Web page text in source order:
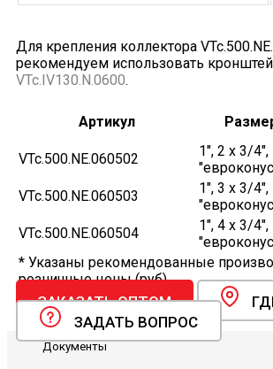
Для крепления коллектора
рекомендуем использовать
VTc.IV130.N.0600.
Артикул
VTc.500.NE.060502
1", 2 х 3/4",
VTc.500.NE.060503
1", 3 х 3/4",
VTc.500.NE.060504
1", 4 х 3/4",
* Указаны рекомендованные
розничные цены (руб).
ЗАКАЗАТЬ ОПТОМ
ЗАДАТЬ ВОПРОС
Документы